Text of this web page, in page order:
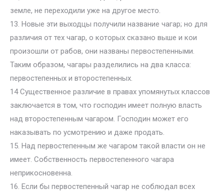
земле, не переходили уже на другое место.
13. Новые эти выходцы получили название чагар; но для
различия от тех чагар, о которых сказано выше и кои
произошли от рабов, они названы первостепенными.
Таким образом, чагары разделились на два класса:
первостепенных и второстепенных.
14 Существенное различие в правах упомянутых классов
заключается в том, что господин имеет полную власть
над второстепенным чагаром. Господин может его
наказывать по усмотрению и даже продать.
15. Над первостепенным же чагаром такой власти он не
имеет. Собственность первостепенного чагара
неприкосновенна.
16. Если бы первостепенный чагар не соблюдал всех